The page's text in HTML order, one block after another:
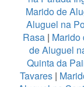
Marido de
Aluguel na
Rasa| Marido
de Aluguel
Quinta da
Tavares |